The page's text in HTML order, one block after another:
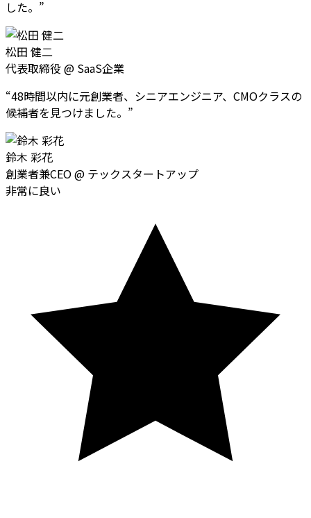
した。 ”
松田 健二
代表取締役 @ SaaS企業
“48時間以内に元創業者、シニアエンジニア、CMOクラスの
候補者を見つけました。 ”
鈴木 彩花
創業者兼CEO@ テックスタートアップ
非常に良い